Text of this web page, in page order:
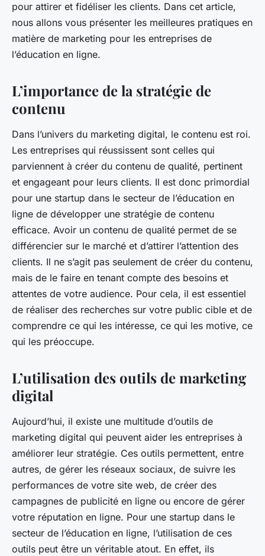
pour attirer et fidéliser les clients. Dans cet article,
nous allons vous présenter les meilleures pratiques en
matière de marketing pour les entreprises de
l’éducation en ligne.
L’importance de la stratégie de
contenu
Dans l’univers du marketing digital, le contenu est roi.
Les entreprises qui réussissent sont celles qui
parviennent à créer du contenu de qualité, pertinent
et engageant pour leurs clients. Il est donc primordial
pour une startup dans le secteur de l’éducation en
ligne de développer une stratégie de contenu
efficace. Avoir un contenu de qualité permet de se
différencier sur le marché et d’attirer l’attention des
clients. Il ne s’agit pas seulement de créer du contenu,
mais de le faire en tenant compte des besoins et
attentes de votre audience. Pour cela, il est essentiel
de réaliser des recherches sur votre public cible et de
comprendre ce qui les intéresse, ce qui les motive, ce
qui les préoccupe.
L’utilisation des outils de marketing
digital
Aujourd’hui, il existe une multitude d’outils de
marketing digital qui peuvent aider les entreprises à
améliorer leur stratégie. Ces outils permettent, entre
autres, de gérer les réseaux sociaux, de suivre les
performances de votre site web, de créer des
campagnes de publicité en ligne ou encore de gérer
votre réputation en ligne. Pour une startup dans le
secteur de l’éducation en ligne, l’utilisation de ces
outils peut être un véritable atout. En effet, ils